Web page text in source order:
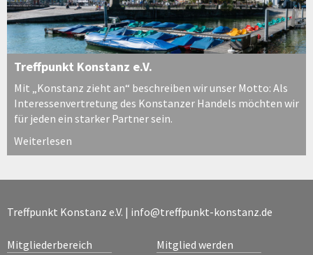
Treffpunkt Konstanz e.V.
Mit „Konstanz zieht an“ beschreiben wir unser Motto: Als
Interessenvertretung des Konstanzer Handels möchten wir
für jeden ein starker Partner sein.
Weiterlesen
Treffpunkt Konstanz e.V. | info@treffpunkt-konstanz.de
Mitgliederbereich Mitglied werden